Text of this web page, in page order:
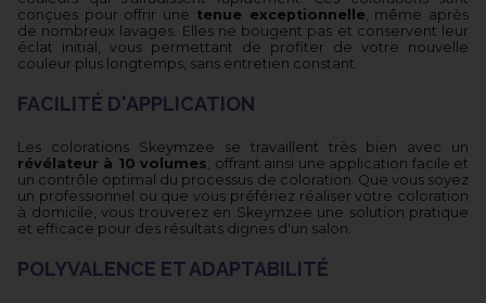
conçues pour offrir une tenue exceptionnelle, même après
de nombreux lavages. Elles ne bougent pas et conservent leur
éclat initial, vous permettant de profiter de votre nouvelle
couleur plus longtemps, sans entretien constant.
FACILITÉ D'APPLICATION
Les colorations Skeymzee se travaillent très bien avec un
révélateur à 10 volumes, offrant ainsi une application facile et
un contrôle optimal du processus de coloration. Que vous soyez
un professionnel ou que vous préfériez réaliser votre coloration
à domicile, vous trouverez en Skeymzee une solution pratique
et efficace pour des résultats dignes d'un salon.
POLYVALENCE ET ADAPTABILITÉ